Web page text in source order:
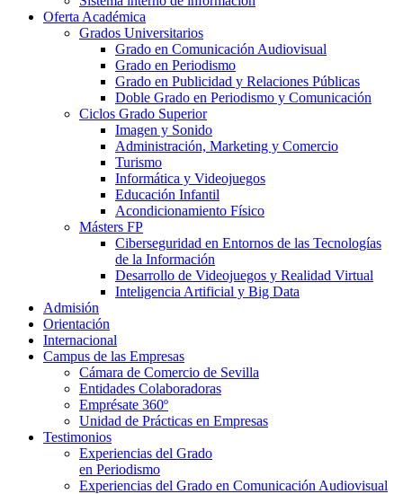
Oferta Académica
Grados Universitarios
Grado en Comunicación Audiovisual
Grado en Periodismo
Grado en Publicidad y Relaciones Públicas
Doble Grado en Periodismo y Comunicación
Ciclos Grado Superior
Imagen y Sonido
Administración, Marketing y Comercio
Turismo
Informática y Videojuegos
Educación Infantil
Acondicionamiento Físico
Másters FP
Ciberseguridad en Entornos de las Tecnologías
de la Información
Desarrollo de Videojuegos y Realidad Virtual
Inteligencia Artificial y Big Data
Admisión
Orientación
Internacional
Campus de las Empresas
Cámara de Comercio de Sevilla
Entidades Colaboradoras
Emprésate 360º
Unidad de Prácticas en Empresas
Testimonios
Experiencias del Grado
en Periodismo
Experiencias del Grado en Comunicación Audiovisual